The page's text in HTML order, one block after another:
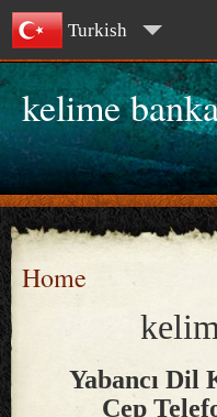
Turkish
kelime
Home
Yabancı Dil
Cep